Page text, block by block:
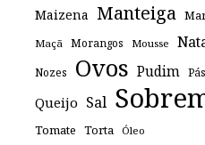
Maizena Manteiga
Maçã Morangos Mousse
Nozes Ovos Pudim
Queijo Sal
Tomate Torta Óleo